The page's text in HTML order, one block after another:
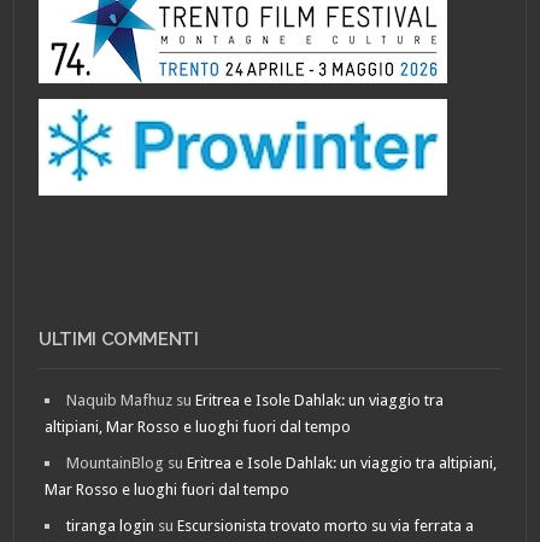
ULTIMI COMMENTI
Naquib Mafhuz suEritrea e Isole Dahlak: un viaggio tra
altipiani, Mar Rosso e luoghi fuori dal tempo
MountainBlog suEritrea e Isole Dahlak: un viaggio tra altipiani,
Mar Rosso e luoghi fuori dal tempo
tiranga login suEscursionista trovato morto su via ferrata a